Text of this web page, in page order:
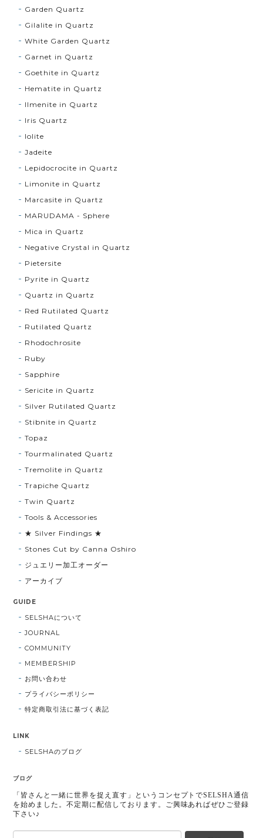
Garden Quartz
Gilalite in Quartz
White Garden Quartz
Garnet in Quartz
Goethite in Quartz
Hematite in Quartz
Ilmenite in Quartz
Iris Quartz
Iolite
Jadeite
Lepidocrocite in Quartz
Limonite in Quartz
Marcasite in Quartz
MARUDAMA - Sphere
Mica in Quartz
Negative Crystal in Quartz
Pietersite
Pyrite in Quartz
Quartz in Quartz
Red Rutilated Quartz
Rutilated Quartz
Rhodochrosite
Ruby
Sapphire
Sericite in Quartz
Silver Rutilated Quartz
Stibnite in Quartz
Topaz
Tourmalinated Quartz
Tremolite in Quartz
Trapiche Quartz
Twin Quartz
Tools & Accessories
★ Silver Findings ★
Stones Cut by Canna Oshiro
ジュエリー加工オーダー
アーカイブ
GUIDE
SELSHAについて
JOURNAL
COMMUNITY
MEMBERSHIP
お問い合わせ
プライバシーポリシー
特定商取引法に基づく表記
LINK
SELSHAのブログ
ブログ
「皆さんと一緒に世界を捉え直す」というコンセプトでSELSHA通信
を始めました。不定期に配信しております。ご興味あればぜひご登録
下さい♪